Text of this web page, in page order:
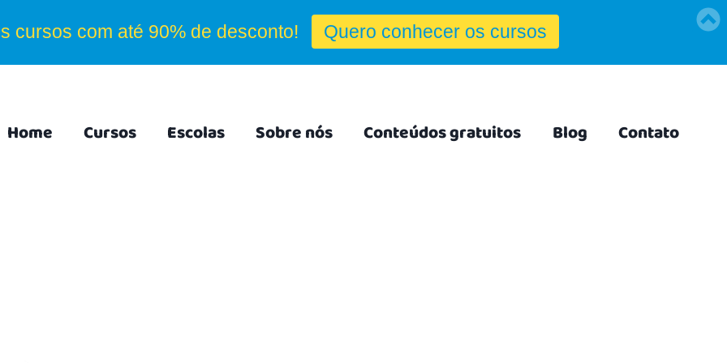
Home Cursos Escolas Sobre nós Conteúdos gratuitos Blog Contato